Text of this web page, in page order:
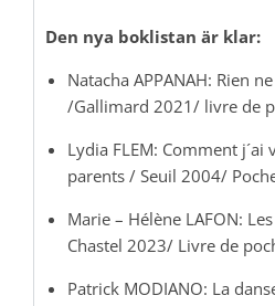
Den nya boklistan är klar:
Natacha APPANAH: Rien
/Gallimard 2021/ livre de
Lydia FLEM: Comment
parents / Seuil 2004/
Marie – Hélène LAFON:
Chastel 2023/ Livre de
Patrick MODIANO: La